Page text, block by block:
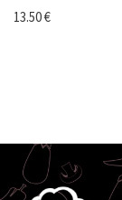
13.50€